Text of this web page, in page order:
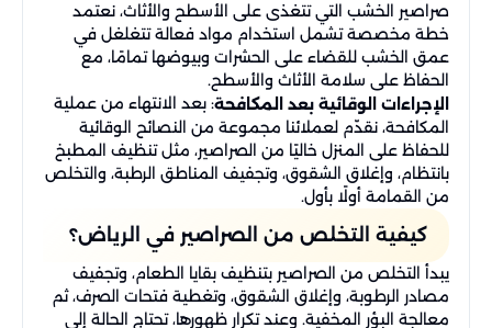
صراصير الخشب التي تتغذى على الأسطح والأثاث، نعتمد
خطة مخصصة تشمل استخدام مواد فعالة تتغلغل في
عمق الخشب للقضاء على الحشرات وبيوضها تمامًا، مع
الحفاظ على سلامة الأثاث والأسطح.
الإجراءات الوقائية بعد المكافحة: بعد الانتهاء من عملية
المكافحة، نقدّم لعملائنا مجموعة من النصائح الوقائية
للحفاظ على المنزل خاليًا من الصراصير، مثل تنظيف المطبخ
بانتظام، وإغلاق الشقوق، وتجفيف المناطق الرطبة، والتخلص
من القمامة أولًا بأول.
كيفية التخلص من الصراصير في الرياض؟
يبدأ التخلص من الصراصير بتنظيف بقايا الطعام، وتجفيف
مصادر الرطوبة، وإغلاق الشقوق، وتغطية فتحات الصرف، ثم
معالجة البؤر المخفية. وعند تكرار ظهورها، تحتاج الحالة إلى